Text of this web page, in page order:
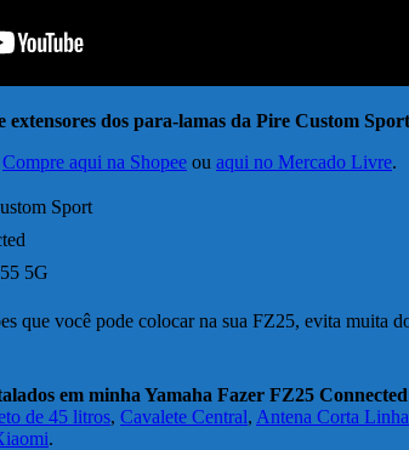
extensores dos para-lamas da Pire Custom
Compre aqui na Shopee ou aqui no Mercado Livre.
Sport
5G
que você pode colocar na sua FZ25, evita
em minha Yamaha Fazer FZ25 Connected
de 45 litros, Cavalete Central, Antena Corta Linha
.